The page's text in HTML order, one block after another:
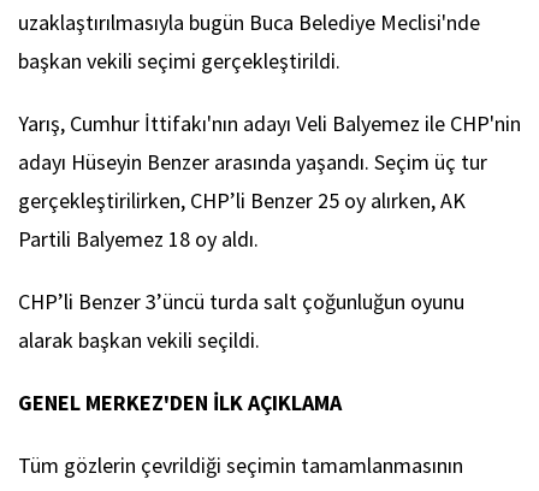
uzaklaştırılmasıyla bugün Buca Belediye Meclisi'nde
başkan vekili seçimi gerçekleştirildi.
Yarış, Cumhur İttifakı'nın adayı Veli Balyemez ile CHP'nin
adayı Hüseyin Benzer arasında yaşandı. Seçim üç tur
gerçekleştirilirken, CHP’li Benzer 25 oy alırken, AK
Partili Balyemez 18 oy aldı.
CHP’li Benzer 3’üncü turda salt çoğunluğun oyunu
alarak başkan vekili seçildi.
GENEL MERKEZ'DEN İLK AÇIKLAMA
Tüm gözlerin çevrildiği seçimin tamamlanmasının